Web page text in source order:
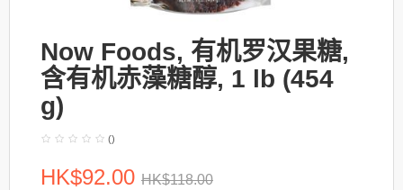
Now Foods, 有机罗汉果糖,
含有机赤藻糖醇, 1 lb (454
g)
()
HK$92.00 HK$118.00